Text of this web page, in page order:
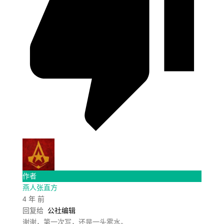
作者
燕人张直方
4 年 前
回复给 公社编辑
谢谢，第一次写，还是一头雾水。